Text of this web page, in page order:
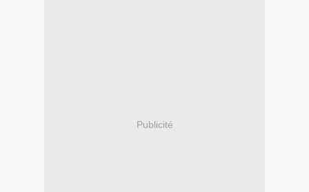
Publicité